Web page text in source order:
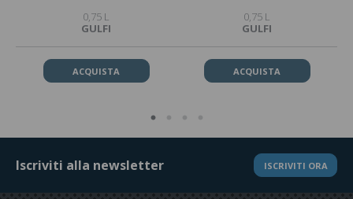
0,75 L
GULFI
ACQUISTA
0,75 L
GULFI
ACQUISTA
Iscriviti alla newsletter ISCRIVITI ORA